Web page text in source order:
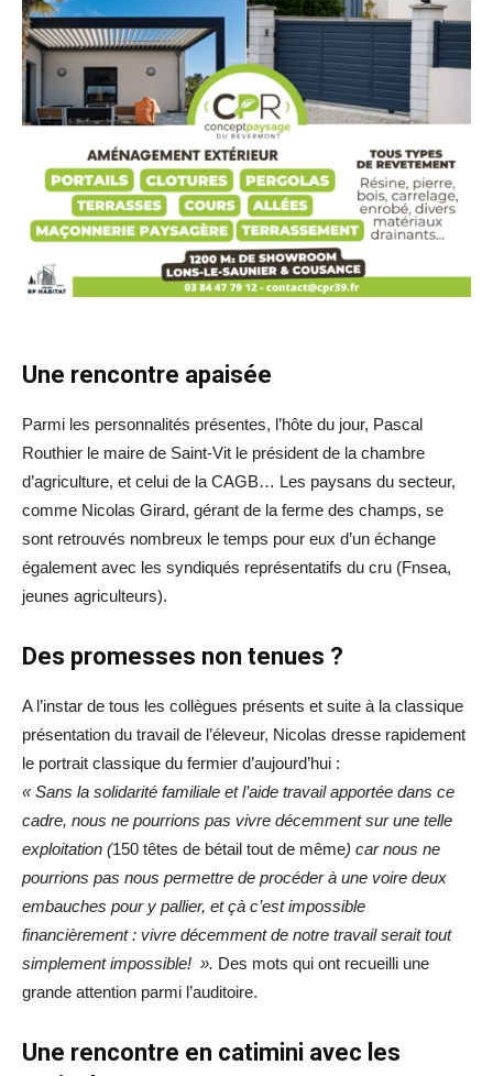
Une rencontre apaisée
Parmi les personnalités présentes, l’hôte du jour, Pascal
Routhier le maire de Saint-Vit le président de la chambre
d’agriculture, et celui de la CAGB… Les paysans du secteur,
comme Nicolas Girard, gérant de la ferme des champs, se
sont retrouvés nombreux le temps pour eux d’un échange
également avec les syndiqués représentatifs du cru (Fnsea,
jeunes agriculteurs).
Des promesses non tenues ?
A l’instar de tous les collègues présents et suite à la classique
présentation du travail de l’éleveur, Nicolas dresse rapidement
le portrait classique du fermier d’aujourd’hui :
« Sans la solidarité familiale et l’aide travail apportée dans ce
cadre, nous ne pourrions pas vivre décemment sur une telle
exploitation (150 têtes de bétail tout de même) car nous ne
pourrions pas nous permettre de procéder à une voire deux
embauches pour y pallier, et çà c’est impossible
financièrement : vivre décemment de notre travail serait tout
simplement impossible! ». Des mots qui ont recueilli une
grande attention parmi l’auditoire.
Une rencontre en catimini avec les